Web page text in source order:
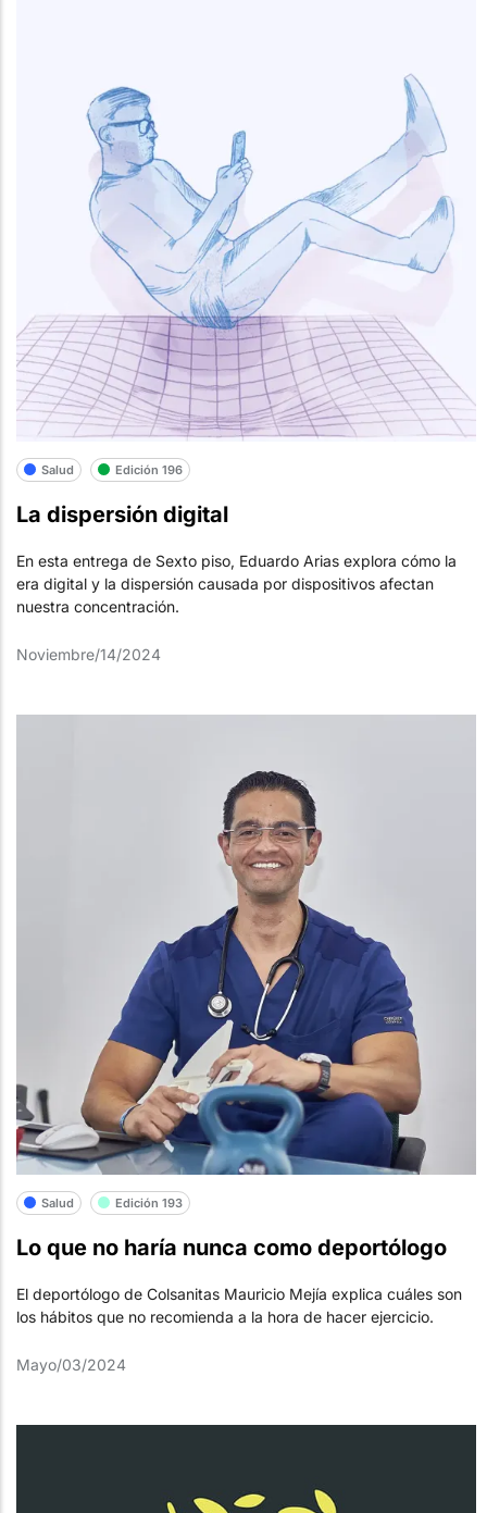
Salud Edición 196
La dispersión digital
En esta entrega de Sexto piso, Eduardo Arias explora cómo la
era digital y la dispersión causada por dispositivos afectan
nuestra concentración.
Noviembre/14/2024
Salud Edición 193
Lo que no haría nunca como deportólogo
El deportólogo de Colsanitas Mauricio Mejía explica cuáles son
los hábitos que no recomienda a la hora de hacer ejercicio.
Mayo/03/2024